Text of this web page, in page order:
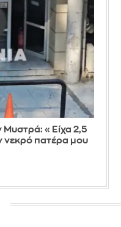
Μυστρά: «Είχα 2,5
νεκρό πατέρα μου